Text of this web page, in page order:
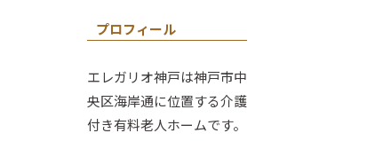
プロフィール
エレガリオ神戸は神戸市中
央区海岸通に位置する介護
付き有料老人ホームです。